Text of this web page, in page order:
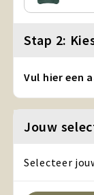
Stap 2:
Vul hier een
Jouw
Selecteer